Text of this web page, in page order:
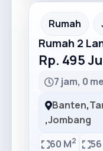
Rumah
Rumah 2
Rp. 495
7 jam, 0
Banten,
,Jombang
60 M2